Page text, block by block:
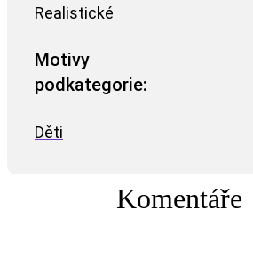
Realistické
Motivy
podkategorie:
Děti
Komentáře